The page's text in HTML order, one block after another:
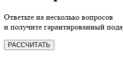
Ответьте на несколько вопросов
и получите гарантированный
РАССЧИТАТЬ